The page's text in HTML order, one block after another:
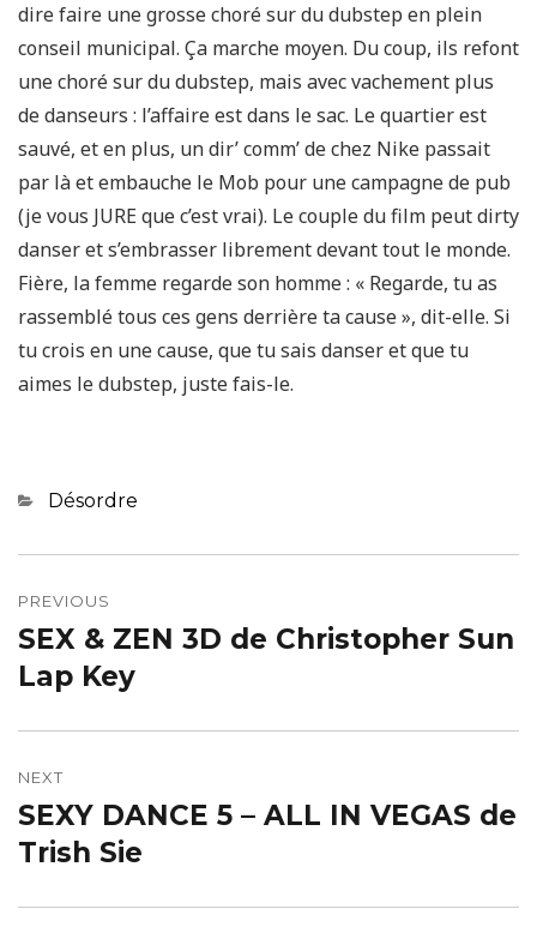
dire faire une grosse choré sur du dubstep en plein
conseil municipal. Ça marche moyen. Du coup, ils refont
une choré sur du dubstep, mais avec vachement plus
de danseurs : l’affaire est dans le sac. Le quartier est
sauvé, et en plus, un dir’ comm’ de chez Nike passait
par là et embauche le Mob pour une campagne de pub
(je vous JURE que c’est vrai). Le couple du film peut dirty
danser et s’embrasser librement devant tout le monde.
Fière, la femme regarde son homme : « Regarde, tu as
rassemblé tous ces gens derrière ta cause », dit-elle. Si
tu crois en une cause, que tu sais danser et que tu
aimes le dubstep, juste fais-le.
Categories
Désordre
de
l’article
PREVIOUS
Previous
post:
SEX & ZEN 3D de Christopher Sun
Lap Key
NEXT
Next
post:
SEXY DANCE 5 – ALL IN VEGAS de
Trish Sie